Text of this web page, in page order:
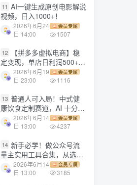
11 AI一键生成原创电影解说
视频，日入1000+！
2026年6月24
日 14:00
会员专属
1507
12
【拼多多虚拟电商】稳
定变现，单店日利润500+，
软件挂机全自动发货，轻松
实现月入1w+！
2026年6月19
日 23:00
会员专属
1116
13 普通人可入局！中式健
康饮食定制赛道，AI 十分钟
做爆款，变现超给力
2026年6月14
日 13:00
会员专属
4237
14 新手必学！做公众号流
量主实用工具合集，从选题
到变现，一篇搞定（新手必
备）
2026年6月14
日 13:00
会员专属
3185